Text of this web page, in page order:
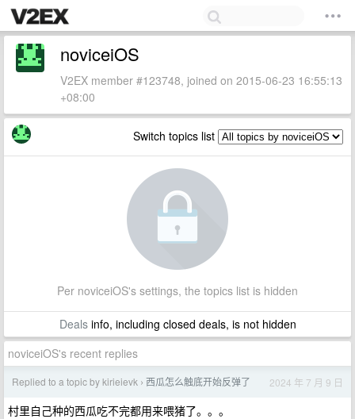
noviceiOS
V2EX member #123748, joined on 2015-06-23 16:55:13
+08:00
Switch topics list
Per noviceiOS's settings, the topics list is hidden
Dealsinfo, including closed deals, is not hidden
noviceiOS's recent replies
Replied to a topic by kirieievk › 西瓜怎么触底开始反弹了 2024 年 7 月 9 日
村里自己种的西瓜吃不完都用来喂猪了。。。